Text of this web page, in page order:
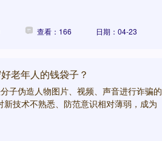
查看：166 日期：04-23
老年人的钱袋子？
子伪造人物图片、视频、声音进行诈骗的
技术不熟悉、防范意识相对薄弱，成为